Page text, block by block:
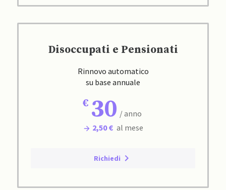
Disoccupati e Pensionati
Rinnovo automatico
su base annuale
30 / anno
2,50 € al mese
Richiedi